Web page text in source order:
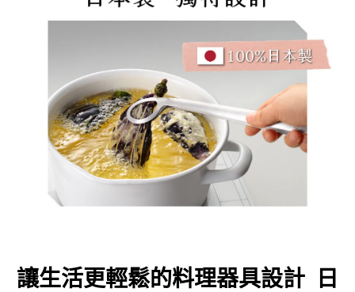
讓生活更輕鬆的料理器具設計
日